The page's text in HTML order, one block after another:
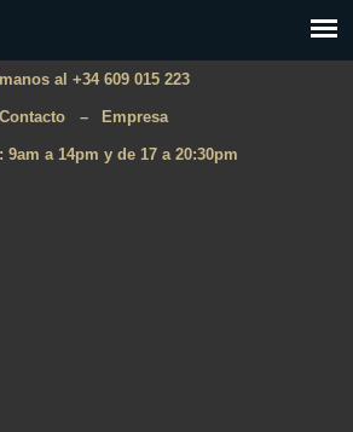
al +34 609 015 223
Contacto – Empresa
a 14pm y de 17 a 20:30pm